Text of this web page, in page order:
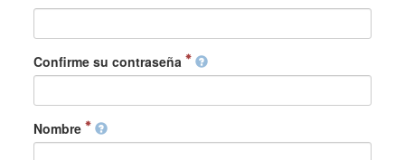
Confirme su contraseña
Nombre